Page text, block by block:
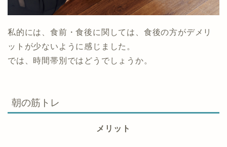
私的には、食前・食後に関しては、食後の方がデメリ
ットが少ないように感じました。
では、時間帯別ではどうでしょうか。
朝の筋トレ
メリット